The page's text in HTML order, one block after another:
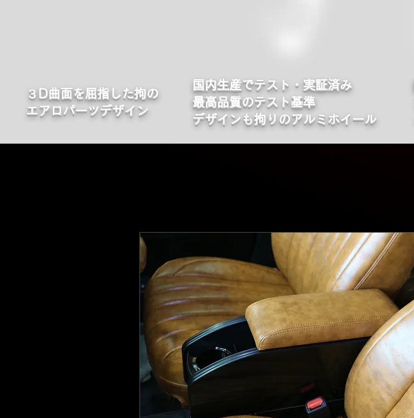
​３D曲面を屈指した拘の
エアロパーツデザイン
国内生産でテスト・実証済み
最高品質のテスト基準
デザインも拘りのアルミホイール